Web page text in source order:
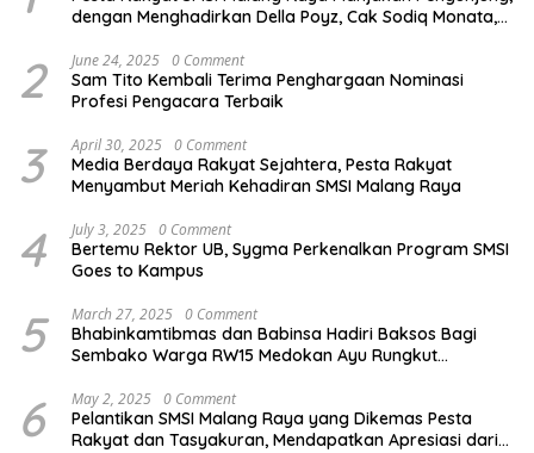
dengan Menghadirkan Della Poyz, Cak Sodiq Monata,
2 June 24, 2025 0 Comment
Sam Tito Kembali Terima Penghargaan Nominasi
Profesi Pengacara Terbaik
3 April 30, 2025 0 Comment
Media Berdaya Rakyat Sejahtera, Pesta Rakyat
Menyambut Meriah Kehadiran SMSI Malang Raya
4 July 3, 2025 0 Comment
Bertemu Rektor UB, Sygma Perkenalkan Program SMSI
Goes to Kampus
5 March 27, 2025 0 Comment
Bhabinkamtibmas dan Babinsa Hadiri Baksos Bagi
Sembako Warga RW15 Medokan Ayu Rungkut
6 May 2, 2025 0 Comment
Pelantikan SMSI Malang Raya yang Dikemas Pesta
Rakyat dan Tasyakuran, Mendapatkan Apresiasi dari